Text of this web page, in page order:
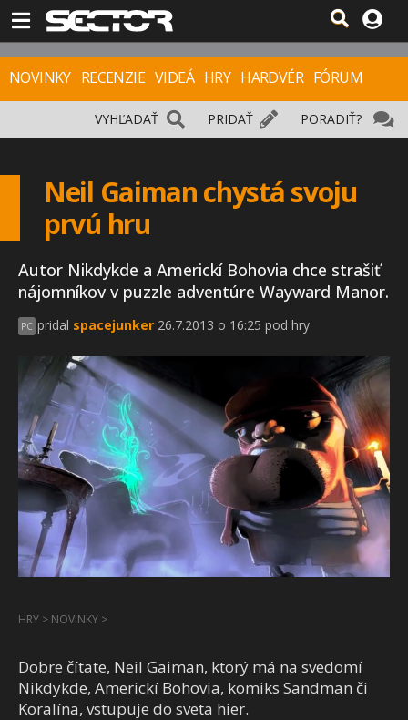
NOVINKY RECENZIE VIDEÁ HRY HARDVÉR FÓRUM
PORADIŤ?
PRIDAŤ
VYHĽADAŤ
Neil Gaiman chystá svoju
prvú hru
Autor Nikdykde a Americkí Bohovia chce strašiť
nájomníkov v puzzle adventúre Wayward Manor.
PC pridal spacejunker 26.7.2013 o 16:25 pod hry
HRY > NOVINKY >
Dobre čítate, Neil Gaiman, ktorý má na svedomí
Nikdykde, Americkí Bohovia, komiks Sandman či
Koralína, vstupuje do sveta hier.